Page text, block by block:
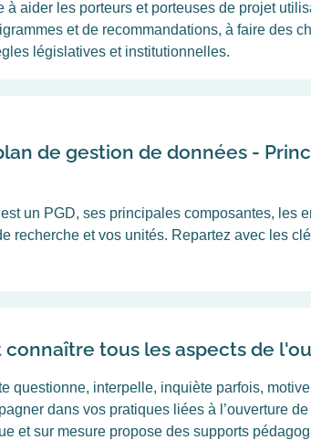
à aider les porteurs et porteuses de projet
et de recommandations, à faire des
législatives et institutionnelles.
de gestion de données -
un PGD, ses principales composantes,
recherche et vos unités. Repartez avec les
connaître tous les aspects de
questionne, interpelle, inquiète parfois,
dans vos pratiques liées à l’ouverture
et sur mesure propose des supports